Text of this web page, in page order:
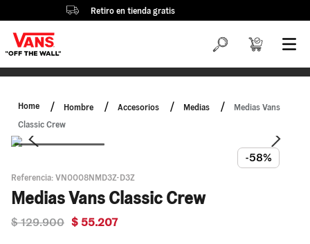
Retiro en tienda gratis
Hombre Accesorios Medias
Medias Vans
Classic Crew
-58%
Referencia: VN0008NMD3Z-D3Z
Medias Vans Classic Crew
$129.900 $55.207